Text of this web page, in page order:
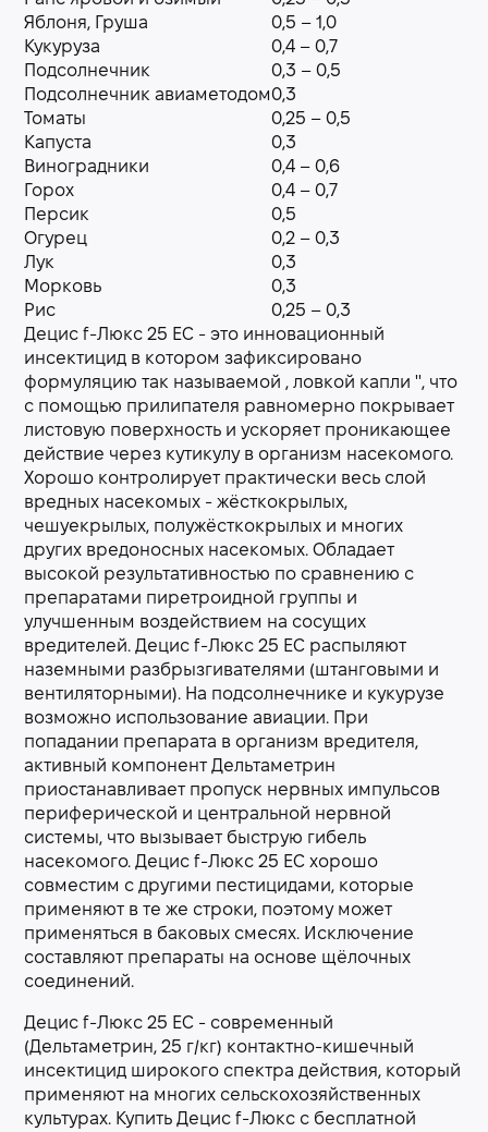
Яблоня, Груша
0,5 – 1,0
Кукуруза
0,4 – 0,7
Подсолнечник
0,3 – 0,5
Подсолнечник авиаметодом0,3
Томаты
0,25 – 0,5
Капуста
0,3
Виноградники
0,4 – 0,6
Горох
0,4 – 0,7
Персик
0,5
Огурец
0,2 – 0,3
Лук
0,3
Морковь
0,3
Рис
0,25 – 0,3
Децис f-Люкс 25 EC - это инновационный
инсектицид в котором зафиксировано
формуляцию так называемой , ловкой капли '', что
с помощью прилипателя равномерно покрывает
листовую поверхность и ускоряет проникающее
действие через кутикулу в организм насекомого.
Хорошо контролирует практически весь слой
вредных насекомых - жёсткокрылых,
чешуекрылых, полужёсткокрылых и многих
других вредоносных насекомых. Обладает
высокой результативностью по сравнению с
препаратами пиретроидной группы и
улучшенным воздействием на сосущих
вредителей. Децис f-Люкс 25 EC распыляют
наземными разбрызгивателями (штанговыми и
вентиляторными). На подсолнечнике и кукурузе
возможно использование авиации. При
попадании препарата в организм вредителя,
активный компонент Дельтаметрин
приостанавливает пропуск нервных импульсов
периферической и центральной нервной
системы, что вызывает быструю гибель
насекомого. Децис f-Люкс 25 EC хорошо
совместим с другими пестицидами, которые
применяют в те же строки, поэтому может
применяться в баковых смесях. Исключение
составляют препараты на основе щёлочных
соединений.
Децис f-Люкс 25 EC - современный
(Дельтаметрин, 25 г/кг) контактно-кишечный
инсектицид широкого спектра действия, который
применяют на многих сельскохозяйственных
культурах. Купить Децис f-Люкс с бесплатной